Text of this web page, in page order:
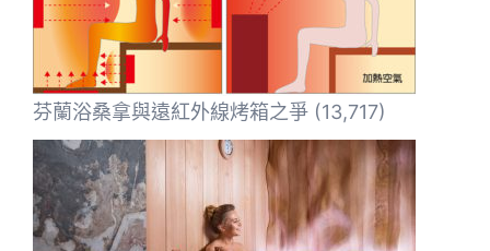
芬蘭浴桑拿與遠紅外線烤箱之爭 (13,717)